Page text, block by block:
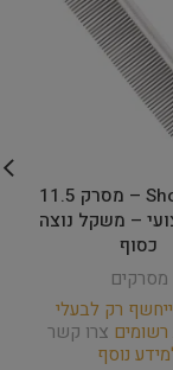
Show Tech – מסרק 11.5
– משקל נוצה
כסוף
מסרקים
רק לבעלי
צרו קשר
נוסף